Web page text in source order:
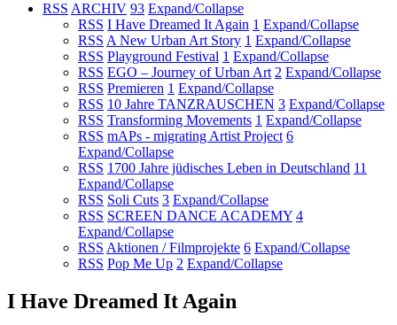
RSS ARCHIV 93 Expand/Collapse
RSS I Have Dreamed It Again 1 Expand/Collapse
RSS A New Urban Art Story 1 Expand/Collapse
RSS Playground Festival 1 Expand/Collapse
RSS EGO – Journey of Urban Art 2 Expand/Collapse
RSS Premieren 1 Expand/Collapse
RSS 10 Jahre TANZRAUSCHEN 3 Expand/Collapse
RSS Transforming Movements 1 Expand/Collapse
RSS mAPs - migrating Artist Project 6
Expand/Collapse
RSS 1700 Jahre jüdisches Leben in Deutschland 11
Expand/Collapse
RSS Soli Cuts 3 Expand/Collapse
RSS SCREEN DANCE ACADEMY 4
Expand/Collapse
RSS Aktionen / Filmprojekte 6 Expand/Collapse
RSS Pop Me Up 2 Expand/Collapse
I Have Dreamed It Again